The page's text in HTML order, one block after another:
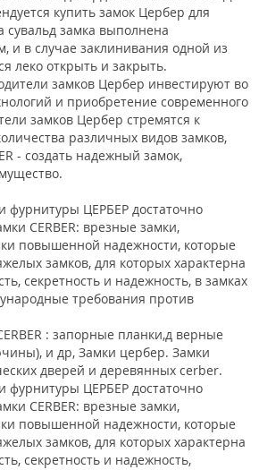
купить замок Цербер для
сувальд замка выполнена
и в случае заклинивания одной из
леко открыть и закрыть.
замков Цербер инвестируют во
и приобретение современного
замков Цербер стремятся к
различных видов замков,
- создать надежный замок,
фурнитуры ЦЕРБЕР достаточно
CERBER: врезные замки,
повышенной надежности, которые
замков, для которых характерна
секретность и надежность, в замках
требования против
: запорные планки,д верные
и др, Замки цербер. Замки
дверей и деревянных cerber.
фурнитуры ЦЕРБЕР достаточно
CERBER: врезные замки,
повышенной надежности, которые
замков, для которых характерна
секретность и надежность,